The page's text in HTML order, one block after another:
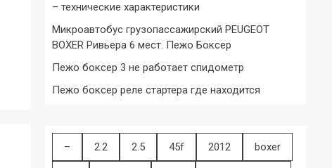
– технические характеристики
Микроавтобус грузопассажирский PEUGEOT
BOXER Ривьера 6 мест. Пежо Боксер
Пежо боксер 3 не работает спидометр
Пежо боксер реле стартера где находится
– 2.2 2.5 45f 2012 boxer